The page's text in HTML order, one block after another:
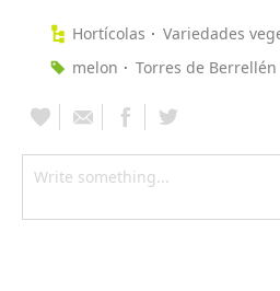
Hortícolas
Variedades
melon
Torres de Berrellén